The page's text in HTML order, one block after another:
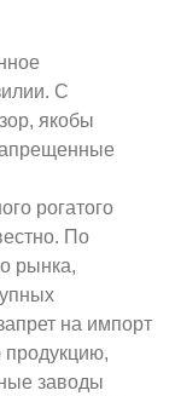
С
якобы
рогатого
По
рынка,
на импорт
продукцию,
заводы